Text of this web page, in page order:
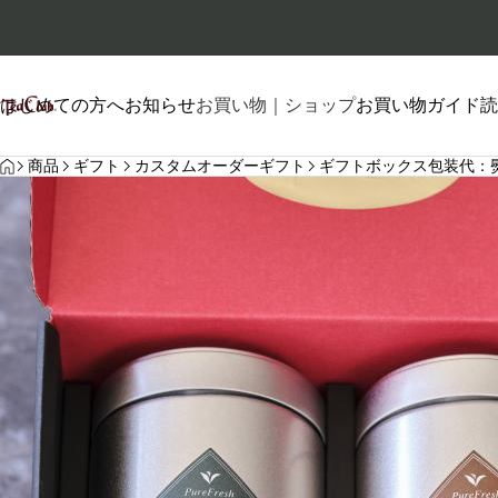
はじめての方へお知らせお買い物｜ショップお買い物ガイド
プロフィール
自己紹介
2026.01.26
2026.06.20
HOME
商品 ギフト カスタムオーダーギフト ギフトボックス包装代：